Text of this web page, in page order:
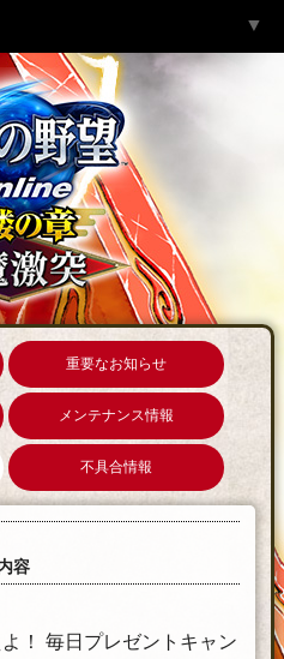
▼
▼
重要なお知らせ
メンテナンス情報
不具合情報
容
！ 毎日プレゼントキャン